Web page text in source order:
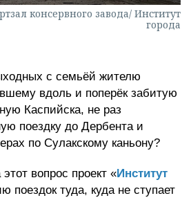
через соц. сети
консервного завода/ Институт
города
с семьёй жителю
вдоль и поперёк забитую
Каспийска, не раз
поездку до Дербента и
по Сулакскому каньону?
вопрос проект «Институт
поездок туда, куда не ступает